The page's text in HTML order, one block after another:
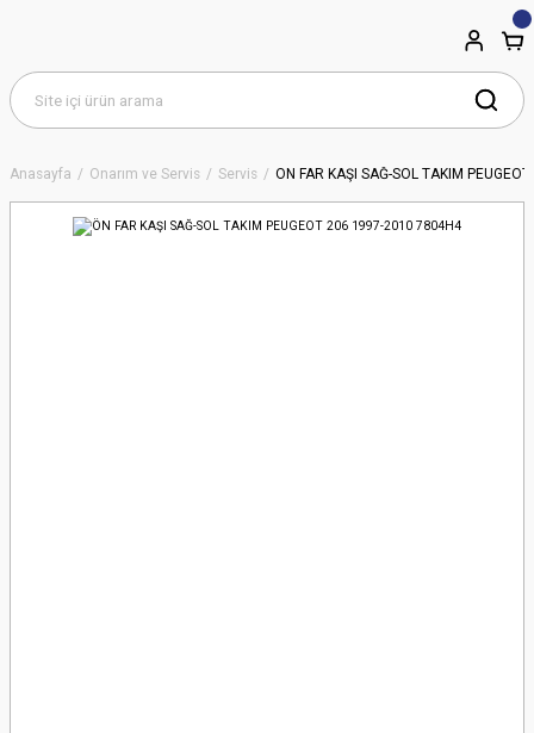
Anasayfa Onarım ve Servis Servis ÖN FAR KAŞI SAĞ-SOL TAKIM